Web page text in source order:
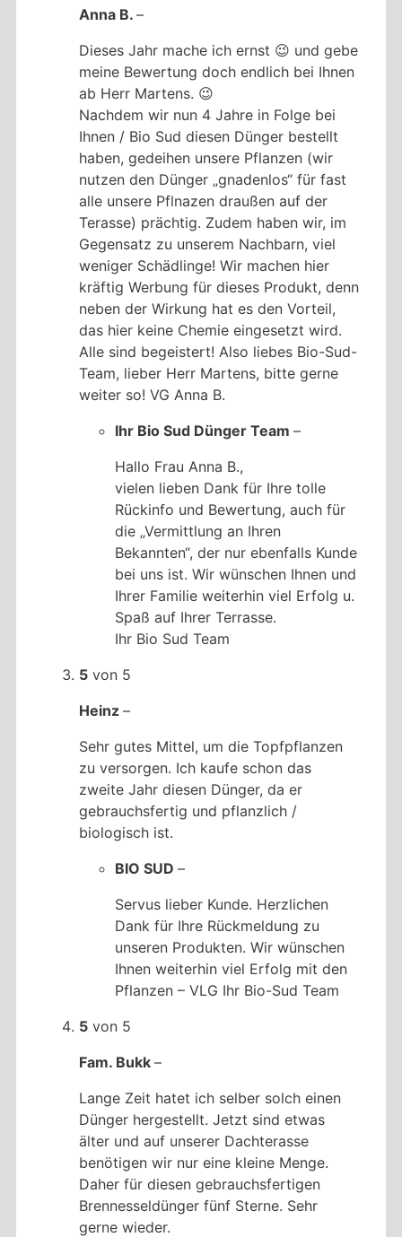
Anna B. –
Dieses Jahr mache ich ernst 😉 und gebe
meine Bewertung doch endlich bei Ihnen
ab Herr Martens. 😉
Nachdem wir nun 4 Jahre in Folge bei
Ihnen / Bio Sud diesen Dünger bestellt
haben, gedeihen unsere Pflanzen (wir
nutzen den Dünger „gnadenlos“ für fast
alle unsere Pflnazen draußen auf der
Terasse) prächtig. Zudem haben wir, im
Gegensatz zu unserem Nachbarn, viel
weniger Schädlinge! Wir machen hier
kräftig Werbung für dieses Produkt, denn
neben der Wirkung hat es den Vorteil,
das hier keine Chemie eingesetzt wird.
Alle sind begeistert! Also liebes Bio-Sud-
Team, lieber Herr Martens, bitte gerne
weiter so! VG Anna B.
Ihr Bio Sud Dünger Team –
Hallo Frau Anna B.,
vielen lieben Dank für Ihre tolle
Rückinfo und Bewertung, auch für
die „Vermittlung an Ihren
Bekannten“, der nur ebenfalls Kunde
bei uns ist. Wir wünschen Ihnen und
Ihrer Familie weiterhin viel Erfolg u.
Spaß auf Ihrer Terrasse.
Ihr Bio Sud Team
5 von 5
Heinz –
Sehr gutes Mittel, um die Topfpflanzen
zu versorgen. Ich kaufe schon das
zweite Jahr diesen Dünger, da er
gebrauchsfertig und pflanzlich /
biologisch ist.
BIO SUD –
Servus lieber Kunde. Herzlichen
Dank für Ihre Rückmeldung zu
unseren Produkten. Wir wünschen
Ihnen weiterhin viel Erfolg mit den
Pflanzen – VLG Ihr Bio-Sud Team
5 von 5
Fam. Bukk –
Lange Zeit hatet ich selber solch einen
Dünger hergestellt. Jetzt sind etwas
älter und auf unserer Dachterasse
benötigen wir nur eine kleine Menge.
Daher für diesen gebrauchsfertigen
Brennesseldünger fünf Sterne. Sehr
gerne wieder.